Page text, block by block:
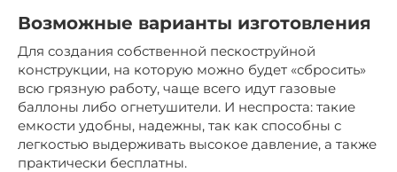
Возможные варианты изготовления
Для создания собственной пескоструйной
конструкции, на которую можно будет «сбросить»
всю грязную работу, чаще всего идут газовые
баллоны либо огнетушители. И неспроста: такие
емкости удобны, надежны, так как способны с
легкостью выдерживать высокое давление, а также
практически бесплатны.